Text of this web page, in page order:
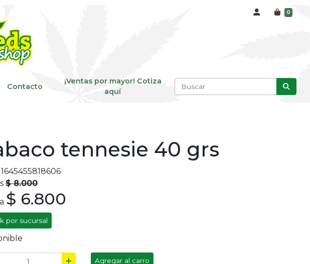
0
Contacto
¡Ventas por mayor! Cotiza
aquí
tennesie 40 grs
$ 8.000
$ 6.800
por sucursal
Agregar al carro